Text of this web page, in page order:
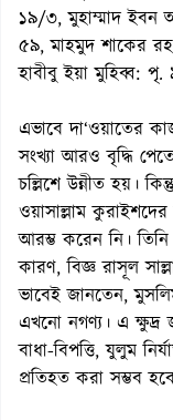
১৯/৩, মুহাম্মাদ ইবন
৫৯, মাহমুদ শাকের
হাবীবু ইয়া মুহিব্ব: পৃ.
এভাবে দা‘ওয়াতের
সংখ্যা আরও বৃদ্ধি
চল্লিশে উন্নীত হয়।
ওয়াসাল্লাম
আরম্ভ করেন নি।
কারণ, বিজ্ঞ রাসূল
ভাবেই জানতেন,
এখনো নগণ্য। এ ক্ষুদ্র
বাধা-বিপত্তি, যুলুম
প্রতিহত করা সম্ভব